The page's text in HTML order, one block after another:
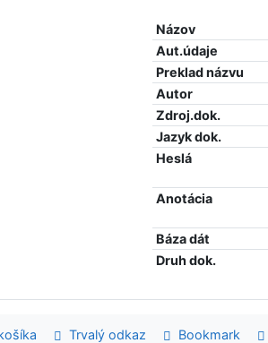
Názov
Aut.údaje
Preklad názvu
Autor
Zdroj.dok.
Jazyk dok.
Heslá
Anotácia
Báza dát
Druh dok.
Trvalý odkaz Bookmark